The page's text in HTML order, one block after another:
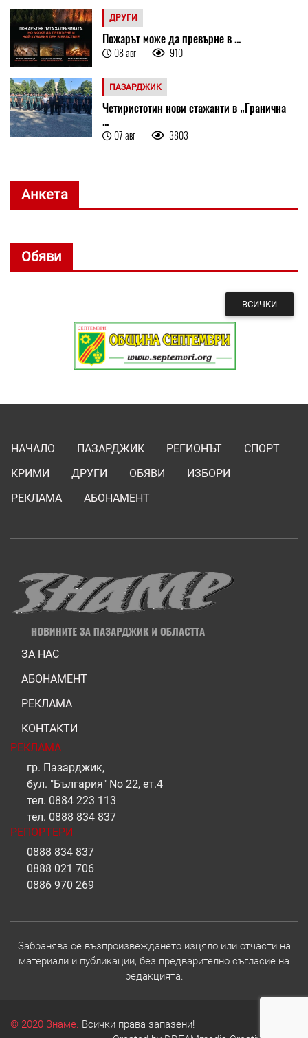
ДРУГИ
Пожарът може да превърне в ...
08 авг 910
ПАЗАРДЖИК
Четиристотин нови стажанти в „Гранична
...
07 авг 3803
Анкета
Обяви
ВСИЧКИ
НАЧАЛО ПАЗАРДЖИК РЕГИОНЪТ
СПОРТ
КРИМИ
ДРУГИ ОБЯВИ
ИЗБОРИ
РЕКЛАМА
АБОНАМЕНТ
ЗА НАС
АБОНАМЕНТ
РЕКЛАМА
КОНТАКТИ
РЕКЛАМА
гр. Пазарджик,
бул. "България" No 22, ет.4
тел. 0884 223 113
тел. 0888 834 837
РЕПОРТЕРИ
0888 834 837
0888 021 706
0886 970 269
Забранява се възпроизвеждането изцяло или отчасти на
материали и публикации, без предварително съгласие на
редакцията.
© 2020 Знаме. Всички права запазени!